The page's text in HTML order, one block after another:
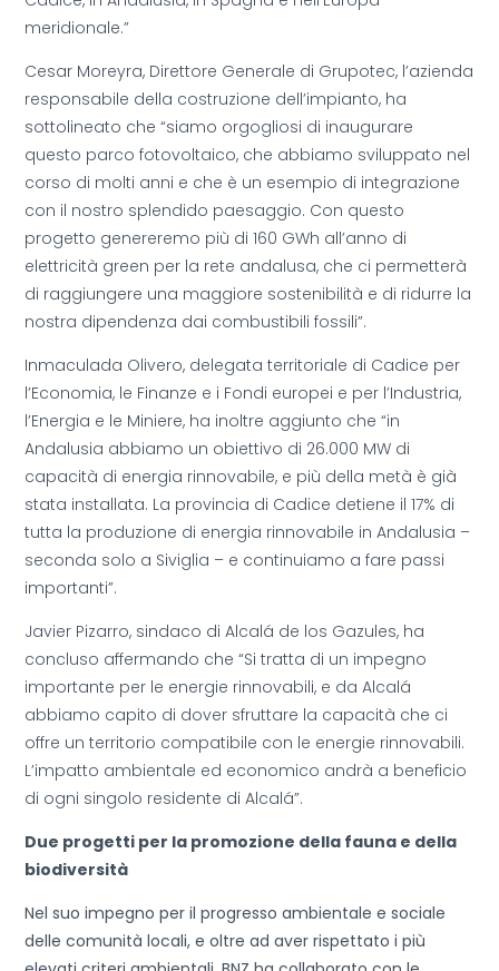
meridionale.”
Cesar Moreyra, Direttore Generale di Grupotec, l’azienda
responsabile della costruzione dell’impianto, ha
sottolineato che “siamo orgogliosi di inaugurare
questo parco fotovoltaico, che abbiamo sviluppato nel
corso di molti anni e che è un esempio di integrazione
con il nostro splendido paesaggio. Con questo
progetto genereremo più di 160 GWh all’anno di
elettricità green per la rete andalusa, che ci permetterà
di raggiungere una maggiore sostenibilità e di ridurre la
nostra dipendenza dai combustibili fossili”.
Inmaculada Olivero, delegata territoriale di Cadice per
l’Economia, le Finanze e i Fondi europei e per l’Industria,
l’Energia e le Miniere, ha inoltre aggiunto che “in
Andalusia abbiamo un obiettivo di 26.000 MW di
capacità di energia rinnovabile, e più della metà è già
stata installata. La provincia di Cadice detiene il 17% di
tutta la produzione di energia rinnovabile in Andalusia –
seconda solo a Siviglia – e continuiamo a fare passi
importanti”.
Javier Pizarro, sindaco di Alcalá de los Gazules, ha
concluso affermando che “Si tratta di un impegno
importante per le energie rinnovabili, e da Alcalá
abbiamo capito di dover sfruttare la capacità che ci
offre un territorio compatibile con le energie rinnovabili.
L’impatto ambientale ed economico andrà a beneficio
di ogni singolo residente di Alcalá”.
Due progetti per la promozione della fauna e della
biodiversità
Nel suo impegno per il progresso ambientale e sociale
delle comunità locali, e oltre ad aver rispettato i più